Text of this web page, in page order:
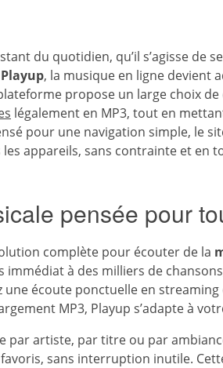
du quotidien, qu’il s’agisse de
Playup, la musique en ligne devient
propose un large choix
légalement en MP3, tout en
pour une navigation simple, le
appareils, sans contrainte et en
pensée pour
complète pour écouter de la
immédiat à des milliers de
une écoute ponctuelle en
MP3, Playup s’adapte à
par artiste, par titre ou par
sans interruption inutile.